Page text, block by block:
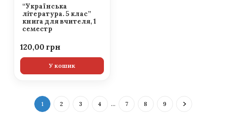
“Українська
література. 5 клас”
книга для вчителя, 1
семестр
120,00
У кошик
1 2 3 4 … 7 8 9